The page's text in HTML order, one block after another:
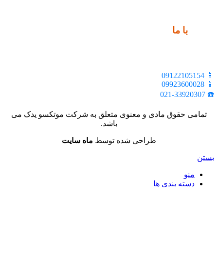
با ما
📱 09122105154
📱 09923600028
☎️ 021-33920307
تمامی حقوق مادی و معنوی متعلق به شرکت موتکسو یدک می
باشد.
طراحی شده توسط ماه سایت
بستن
منو
دسته بندی ها